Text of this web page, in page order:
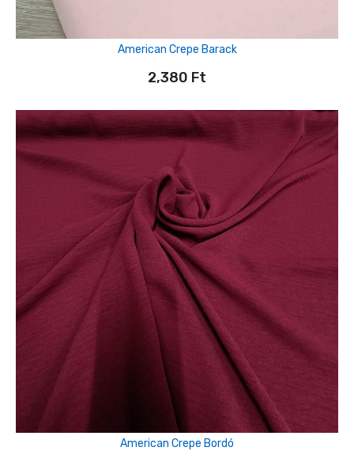
American Crepe Barack
2,380 Ft
American Crepe Bordó